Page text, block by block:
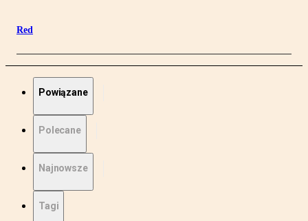
Red
Powiązane
Polecane
Najnowsze
Tagi